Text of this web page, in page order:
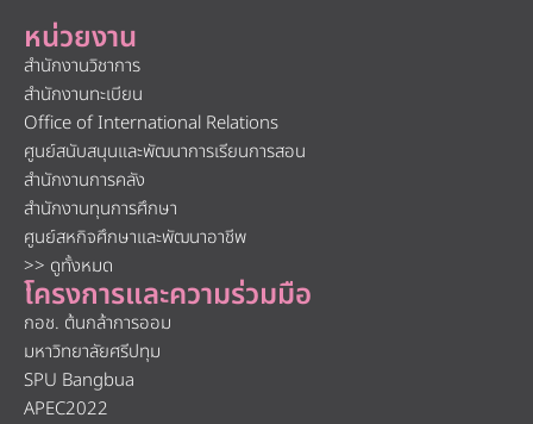
หน่วยงาน
สำนักงานวิชาการ
สำนักงานทะเบียน
Office of International Relations
ศูนย์สนับสนุนและพัฒนาการเรียนการสอน
สำนักงานการคลัง
สำนักงานทุนการศึกษา
ศูนย์สหกิจศึกษาและพัฒนาอาชีพ
>> ดูทั้งหมด
โครงการและความร่วมมือ
กอช. ต้นกล้าการออม
มหาวิทยาลัยศรีปทุม
SPU Bangbua
APEC2022